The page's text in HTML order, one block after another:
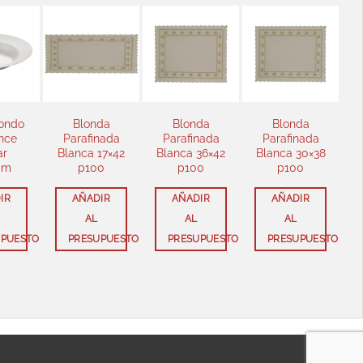
30×38
p100
Blonda
Parafinada
Blanca 22×28
p100
AÑADIR
PRESUPUESTO
Blonda
Parafinada
Blanca 26×32
p100
AÑADIR
PRESUPUESTO
Blonda
Parafinada
Blanca 19×25
p100
AÑADIR
PRESUPUESTO